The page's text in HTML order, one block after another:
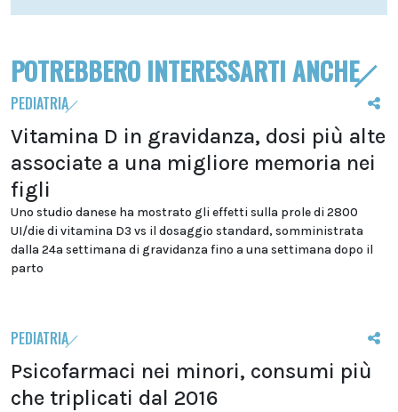
POTREBBERO INTERESSARTI ANCHE
PEDIATRIA
Vitamina D in gravidanza, dosi più alte
associate a una migliore memoria nei
figli
Uno studio danese ha mostrato gli effetti sulla prole di 2800
UI/die di vitamina D3 vs il dosaggio standard, somministrata
dalla 24a settimana di gravidanza fino a una settimana dopo il
parto
PEDIATRIA
Psicofarmaci nei minori, consumi più
che triplicati dal 2016